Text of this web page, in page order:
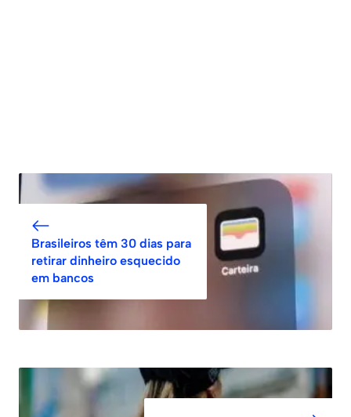
Brasileiros têm 30 dias para
retirar dinheiro esquecido
em bancos